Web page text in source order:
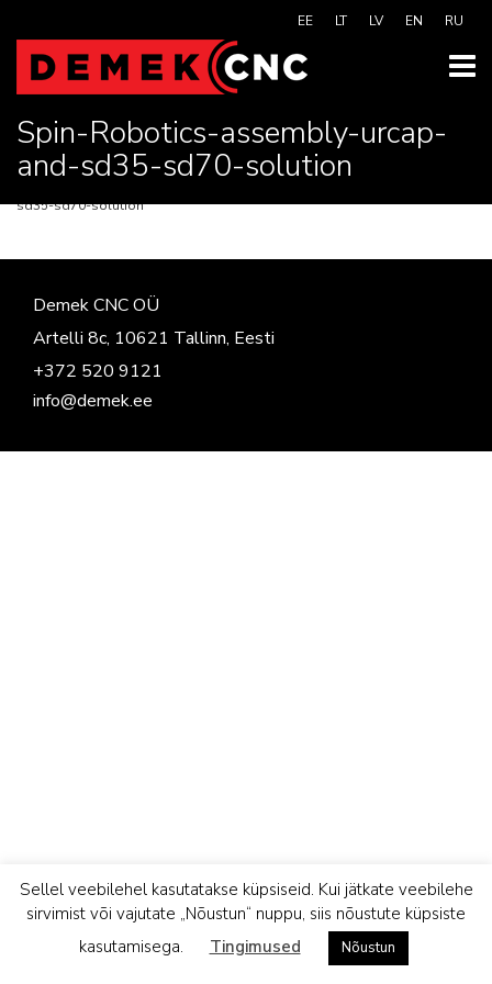
EE LT LV EN RU
Spin-Robotics-assembly-urcap-
and-sd35-sd70-solution
sd35-sd70-solution
Demek CNC OÜ
Artelli 8c, 10621 Tallinn, Eesti
+372 520 9121
info@demek.ee
Sellel veebilehel kasutatakse küpsiseid. Kui jätkate veebilehe
sirvimist või vajutate „Nõustun“ nuppu, siis nõustute küpsiste
kasutamisega.
Tingimused Nõustun